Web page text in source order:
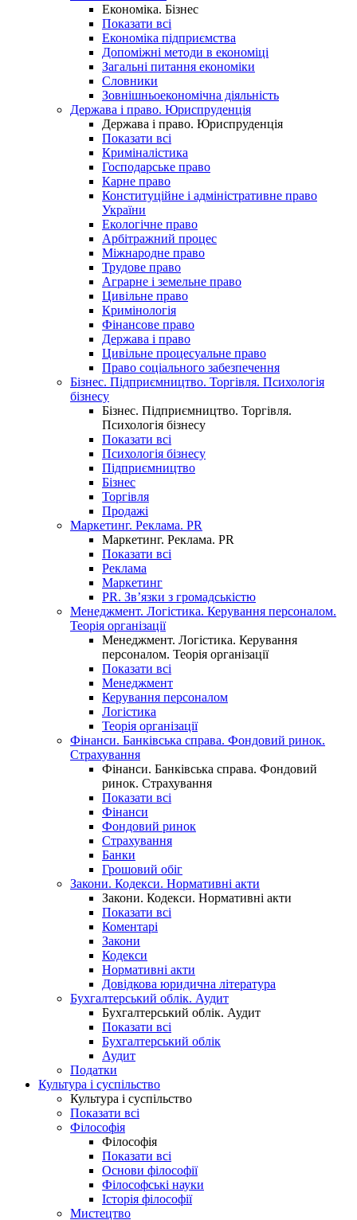
Економіка. Бізнес
Показати всі
Економіка підприємства
Допоміжні методи в економіці
Загальні питання економіки
Словники
Зовнішньоекономічна діяльність
Держава і право. Юриспруденція
Держава і право. Юриспруденція
Показати всі
Криміналістика
Господарське право
Карне право
Конституційне і адміністративне право
України
Екологічне право
Арбітражний процес
Міжнародне право
Трудове право
Аграрне і земельне право
Цивільне право
Кримінологія
Фінансове право
Держава і право
Цивільне процесуальне право
Право соціального забезпечення
Бізнес. Підприємництво. Торгівля. Психологія
бізнесу
Бізнес. Підприємництво. Торгівля.
Психологія бізнесу
Показати всі
Психологія бізнесу
Підприємництво
Бізнес
Торгівля
Продажі
Маркетинг. Реклама. PR
Маркетинг. Реклама. PR
Показати всі
Реклама
Маркетинг
PR. Зв’язки з громадськістю
Менеджмент. Логістика. Керування персоналом.
Теорія організації
Менеджмент. Логістика. Керування
персоналом. Теорія організації
Показати всі
Менеджмент
Керування персоналом
Логістика
Теорія організації
Фінанси. Банківська справа. Фондовий ринок.
Страхування
Фінанси. Банківська справа. Фондовий
ринок. Страхування
Показати всі
Фінанси
Фондовий ринок
Страхування
Банки
Грошовий обіг
Закони. Кодекси. Нормативні акти
Закони. Кодекси. Нормативні акти
Показати всі
Коментарі
Закони
Кодекси
Нормативні акти
Довідкова юридична література
Бухгалтерський облік. Аудит
Бухгалтерський облік. Аудит
Показати всі
Бухгалтерський облік
Аудит
Податки
Культура і суспільство
Культура і суспільство
Показати всі
Філософія
Філософія
Показати всі
Основи філософії
Філософські науки
Історія філософії
Мистецтво